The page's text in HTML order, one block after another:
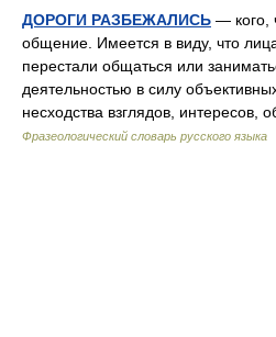
ДОРОГИ РАЗБЕЖАЛИСЬ — кого,
общение. Имеется в виду, что
перестали общаться или
деятельностью в силу
несходства взглядов, интересов,
Фразеологический словарь русского языка